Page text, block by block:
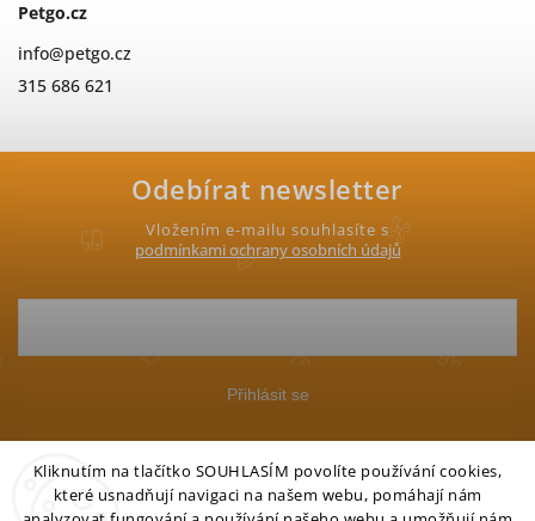
Kliknutím na tlačítko SOUHLASÍM povolíte používání cookies,
které usnadňují navigaci na našem webu, pomáhají nám
Odebírat newsletter
Vložením e-mailu souhlasíte s
podmínkami ochrany osobních údajů
Přihlásit se
Petgo.cz
info@petgo.cz
315 686 621